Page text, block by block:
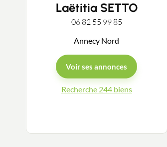
Laëtitia SETTO
06 82 55 99 85
Annecy Nord
Voir ses annonces
Recherche 244 biens